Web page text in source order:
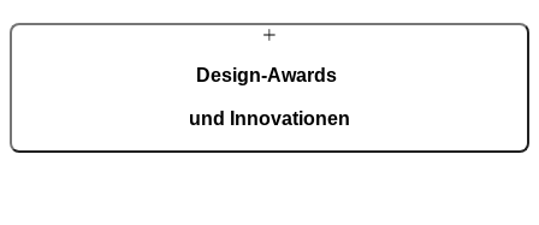
Design-Awards
und Innovationen